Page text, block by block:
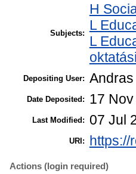
Subjects:
H
L
L
Depositing User:
Date Deposited: 17
Last Modified: 07 Jul
URI: https://
Actions (login required)